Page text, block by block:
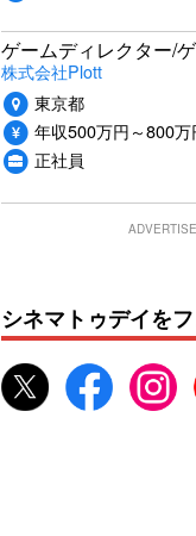
ゲームディレクター/
株式会社Plott
東京都
年収500万円～800万
正社員
シネマトゥデイを